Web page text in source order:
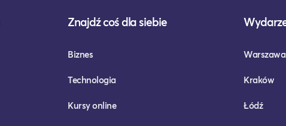
Znajdź coś dla siebie
Biznes
Technologia
Kursy online
Warszawa
Kraków
Łódź